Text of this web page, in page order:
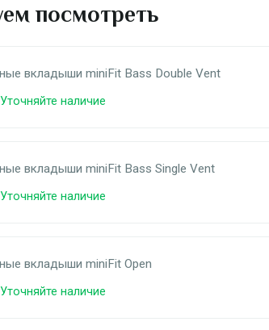
посмотреть
вкладыши miniFit Bass Double Vent
Уточняйте наличие
вкладыши miniFit Bass Single Vent
Уточняйте наличие
вкладыши miniFit Open
Уточняйте наличие